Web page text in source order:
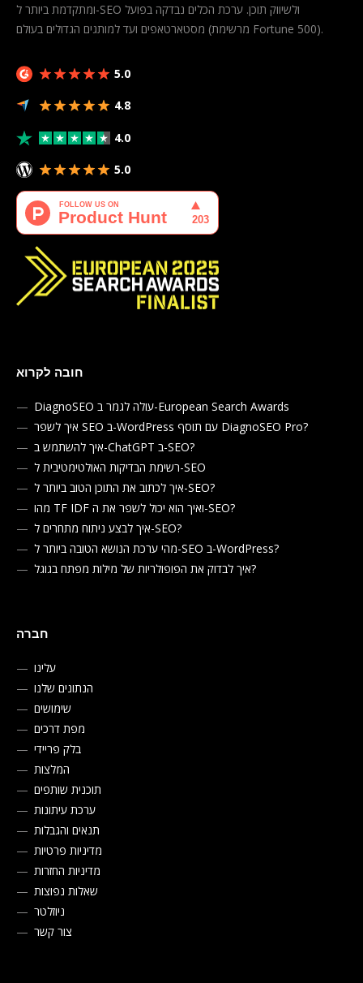
ומתקדמת ביותר ל-SEO ולשיווק תוכן. ערכת הכלים נבדקה בפועל
מסטארטאפים ועד למותגים הגדולים בעולם (מרשימת Fortune 500).
5.0
4.8
4.0
5.0
חובה לקרוא
DiagnoSEO עולה לגמר ב-European Search Awards
איך לשפר SEO ב-WordPress עם תוסף DiagnoSEO Pro?
איך להשתמש ב-ChatGPT ב-SEO?
רשימת הבדיקות האולטימטיבית ל-SEO
איך לכתוב את התוכן הטוב ביותר ל-SEO?
מהו TF IDF ואיך הוא יכול לשפר את ה-SEO?
איך לבצע ניתוח מתחרים ל-SEO?
מהי ערכת הנושא הטובה ביותר ל-SEO ב-WordPress?
איך לבדוק את הפופולריות של מילות מפתח בגוגל?
חברה
עלינו
הנתונים שלנו
שימושים
מפת דרכים
בלק פריידי
המלצות
תוכנית שותפים
ערכת עיתונות
תנאים והגבלות
מדיניות פרטיות
מדיניות החזרות
שאלות נפוצות
ניוזלטר
צור קשר